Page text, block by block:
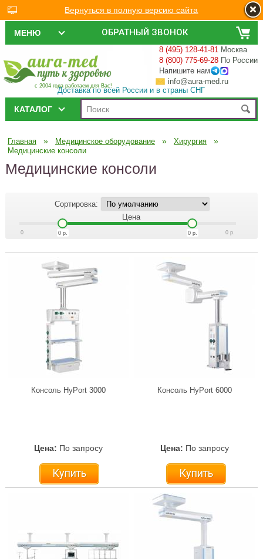
ОБРАТНЫЙ ЗВОНОК
МЕНЮ
с 2004 года работаем для Вас!
8 (495) 128-41-81 Москва
8 (800) 775-69-28 По России
Напишите нам
info@aura-med.ru
Доставка по всей России и в страны СНГ
КАТАЛОГ
Главная » Медицинское оборудование » Хирургия »
Медицинские консоли
Медицинские консоли
Сортировка:
Цена
0 0 р.
0р. 0 р.
Консоль HyPort 3000
Цена: По запросу
Купить
Консоль HyPort 6000
Цена: По запросу
Купить
Вернуться в полную версию сайта